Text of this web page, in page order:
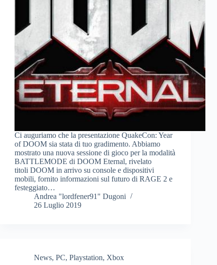
Ci auguriamo che la presentazione QuakeCon: Year
of DOOM sia stata di tuo gradimento. Abbiamo
mostrato una nuova sessione di gioco per la modalità
BATTLEMODE di DOOM Eternal, rivelato
titoli DOOM in arrivo su console e dispositivi
mobili, fornito informazioni sul futuro di RAGE 2 e
festeggiato…
Andrea "lordfener91" Dugoni
26 Luglio 2019
News, PC, Playstation, Xbox